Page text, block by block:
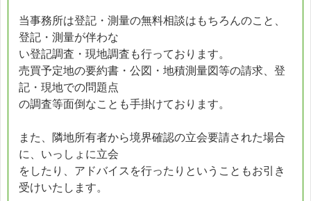
当事務所は登記・測量の無料相談はもちろんのこと、
登記・測量が伴わな
い登記調査・現地調査も行っております。
売買予定地の要約書・公図・地積測量図等の請求、登
記・現地での問題点
の調査等面倒なことも手掛けております。
また、隣地所有者から境界確認の立会要請された場合
に、いっしょに立会
をしたり、アドバイスを行ったりということもお引き
受けいたします。